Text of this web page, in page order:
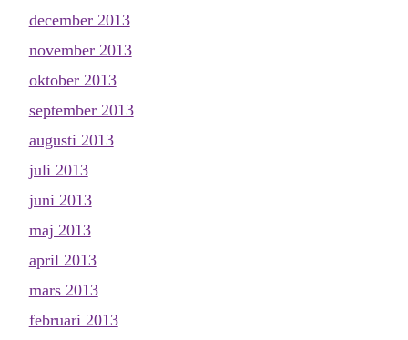
december 2013
november 2013
oktober 2013
september 2013
augusti 2013
juli 2013
juni 2013
maj 2013
april 2013
mars 2013
februari 2013